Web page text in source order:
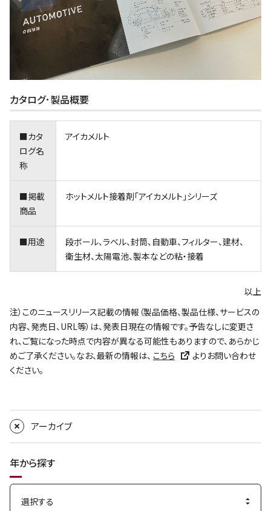
カタログ･製品概要
■カタ
ログ名
称
アイカメルト
■掲載
商品
ホットメルト接着剤｢アイカメルト｣シリーズ
■用途
段ボール、ラベル、封筒、自動車、フィルター、建材、
衛生材、太陽電池、製本などの粘・接着
以上
注）このニュースリリース記載の情報（製品価格、製品仕様、サービスの
内容、発売日、URL等）は、発表日現在の情報です。予告なしに変更さ
れ、ご覧になった時点で内容が異なる可能性もありますので、あらかじ
めご了承ください。なお、最新の情報は、 こちら
よりお問い合わせ
ください。
アーカイブ
年から探す